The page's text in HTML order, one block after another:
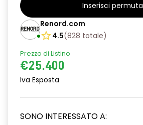
Inserisci permuta
Renord.com
4.5(828 totale)
Prezzo di Listino
€25.400
Iva Esposta
SONO INTERESSATO A: